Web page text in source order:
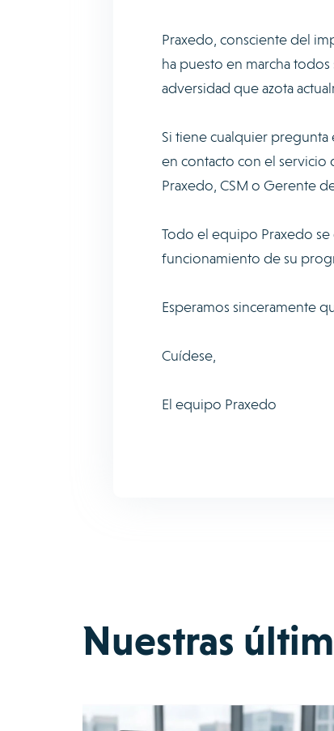
Praxedo, consciente del
ha puesto en marcha
adversidad que azota
Si tiene cualquier
en contacto con el servicio
Praxedo, CSM o Gerente
Todo el equipo Praxedo
funcionamiento de su
Esperamos sinceramente
Cuídese,
El equipo Praxedo
Nuestras